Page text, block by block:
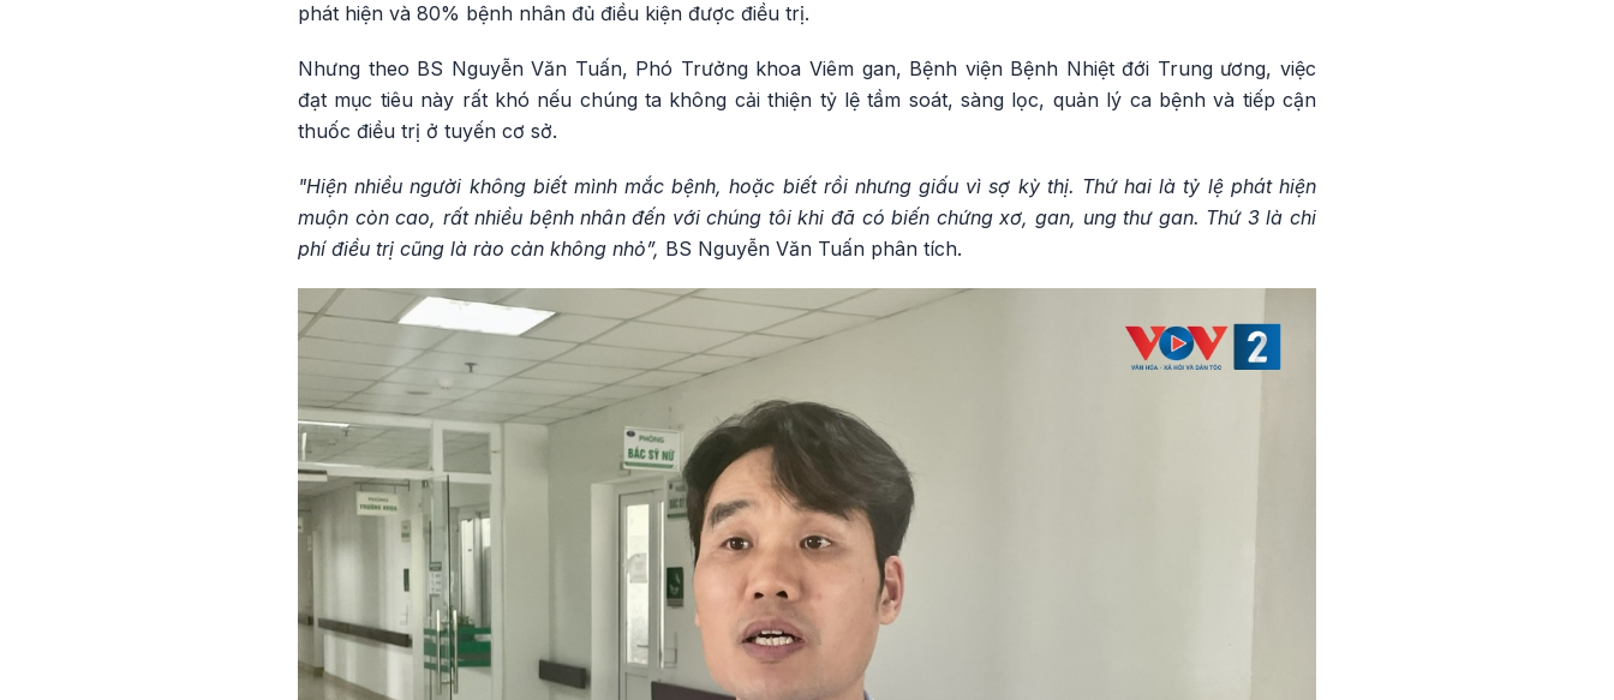
phát hiện và 80% bệnh nhân đủ điều kiện được điều trị.
Nhưng theo BS Nguyễn Văn Tuấn, Phó Trưởng khoa Viêm gan, Bệnh viện Bệnh Nhiệt đới Trung ương, việc
đạt mục tiêu này rất khó nếu chúng ta không cải thiện tỷ lệ tầm soát, sàng lọc, quản lý ca bệnh và tiếp cận
thuốc điều trị ở tuyến cơ sở.
"Hiện nhiều người không biết mình mắc bệnh, hoặc biết rồi nhưng giấu vì sợ kỳ thị. Thứ hai là tỷ lệ phát hiện
muộn còn cao, rất nhiều bệnh nhân đến với chúng tôi khi đã có biến chứng xơ, gan, ung thư gan. Thứ 3 là chi
phí điều trị cũng là rào cản không nhỏ”, BS Nguyễn Văn Tuấn phân tích.